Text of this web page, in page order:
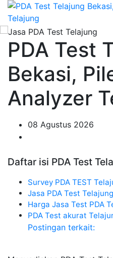
PDA Test
Bekasi,
Analyzer
08 Agustus 2026
Daftar isi PDA Test
Survey PDA TEST
Jasa PDA Test
Harga Jasa Test PDA
PDA Test akurat
Postingan terkait: